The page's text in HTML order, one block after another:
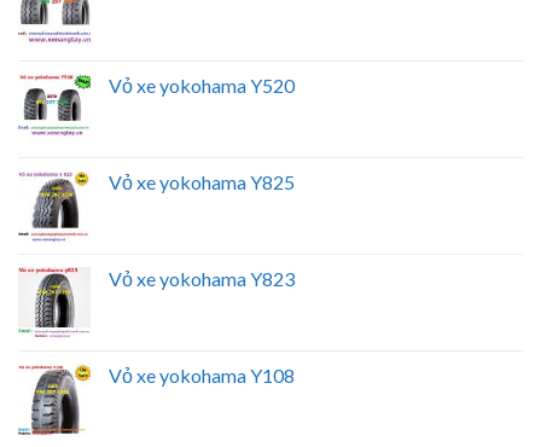
Vỏ xe yokohama Y520
Vỏ xe yokohama Y825
Vỏ xe yokohama Y823
Vỏ xe yokohama Y108